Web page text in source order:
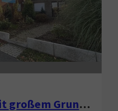
Gaststätte mit großem Grundstück in Langenberg